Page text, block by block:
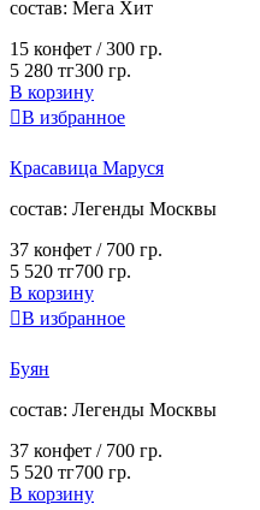
cостав: Мега Хит
15 конфет /300 гр.
5 280 тг300 гр.
В корзину
В избранное
Красавица Маруся
cостав: Легенды Москвы
37 конфет / 700 гр.
5 520 тг700 гр.
В корзину
В избранное
Буян
cостав: Легенды Москвы
37 конфет / 700 гр.
5 520 тг700 гр.
В корзину